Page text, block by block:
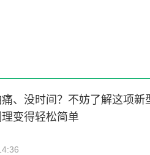
痛、没时间？不妨了解这项
变得轻松简单